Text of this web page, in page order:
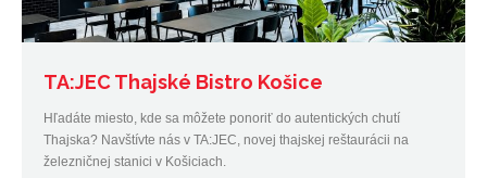
TA:JEC Thajské Bistro Košice
Hľadáte miesto, kde sa môžete ponoriť do autentických chutí
Thajska? Navštívte nás v TA:JEC, novej thajskej reštaurácii na
železničnej stanici v Košiciach.